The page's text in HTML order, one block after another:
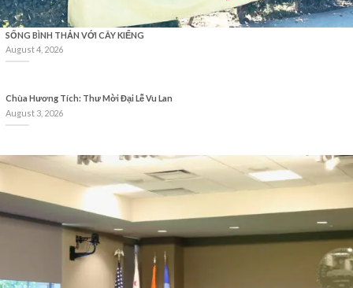
SỐNG BÌNH THẢN VỚI CÂY KIỂNG
August 4, 2026
Chùa Hương Tích: Thư Mời Đại Lễ Vu Lan
August 3, 2026